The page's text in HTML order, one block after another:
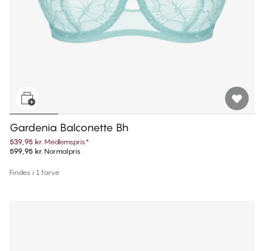
Gardenia Balconette Bh
539,95 kr. Medlemspris*
599,95 kr. Normalpris
Findes i 1 farve